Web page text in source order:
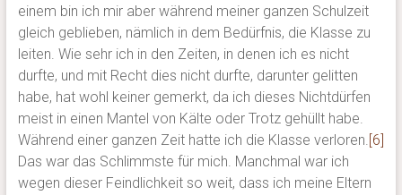
einem bin ich mir aber während meiner ganzen Schulzeit
gleich geblieben, nämlich in dem Bedürfnis, die Klasse zu
leiten. Wie sehr ich in den Zeiten, in denen ich es nicht
durfte, und mit Recht dies nicht durfte, darunter gelitten
habe, hat wohl keiner gemerkt, da ich dieses Nichtdürfen
meist in einen Mantel von Kälte oder Trotz gehüllt habe.
Während einer ganzen Zeit hatte ich die Klasse verloren. [6]
Das war das Schlimmste für mich. Manchmal war ich
wegen dieser Feindlichkeit so weit, dass ich meine Eltern